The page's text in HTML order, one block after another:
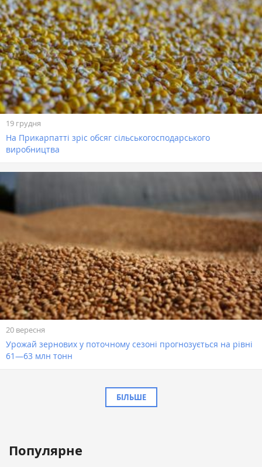
19 грудня
На Прикарпатті зріс обсяг сільськогосподарського
виробництва
20 вересня
Урожай зернових у поточному сезоні прогнозується на рівні
61—63 млн тонн
БІЛЬШЕ
Популярне